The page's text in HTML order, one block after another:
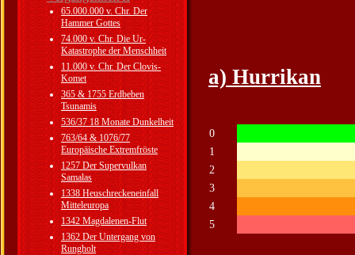
65.000.000 v. Chr. Der
Hammer Gottes
74.000 v. Chr. Die Ur-
Katastrophe der Menschheit
11.000 v. Chr. Der Clovis-
Komet
365 & 1755 Erdbeben
Tsunamis
536/37 18 Monate Dunkelheit
763/64 & 1076/77
Europäische Extremfröste
1257 Der Supervulkan
Samalas
1338 Heuschreckeneinfall
Mitteleuropa
1342 Magdalenen-Flut
1362 Der Untergang von
Rungholt
a) Hurrikan
0
1
2
3
4
5